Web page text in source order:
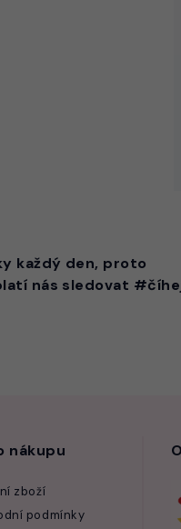
každý den, proto
nás sledovat
nákupu
zboží
podmínky